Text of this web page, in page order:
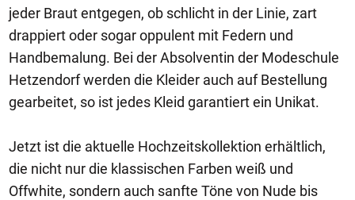
jeder Braut entgegen, ob schlicht in der Linie, zart
drappiert oder sogar oppulent mit Federn und
Handbemalung. Bei der Absolventin der Modeschule
Hetzendorf werden die Kleider auch auf Bestellung
gearbeitet, so ist jedes Kleid garantiert ein Unikat.
Jetzt ist die aktuelle Hochzeitskollektion erhältlich,
die nicht nur die klassischen Farben weiß und
Offwhite, sondern auch sanfte Töne von Nude bis